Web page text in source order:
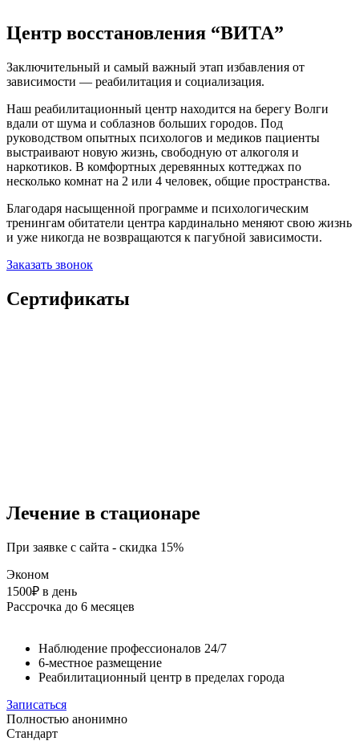
Центр восстановления “ВИТА”
Заключительный и самый важный этап избавления от
зависимости — реабилитация и социализация.
Наш реабилитационный центр находится на берегу Волги
вдали от шума и соблазнов больших городов. Под
руководством опытных психологов и медиков пациенты
выстраивают новую жизнь, свободную от алкоголя и
наркотиков. В комфортных деревянных коттеджах по
несколько комнат на 2 или 4 человек, общие пространства.
Благодаря насыщенной программе и психологическим
тренингам обитатели центра кардинально меняют свою жизнь
и уже никогда не возвращаются к пагубной зависимости.
Заказать звонок
Сертификаты
Лечение в стационаре
При заявке с сайта - скидка 15%
Эконом
1500₽ в день
Рассрочка до 6 месяцев
Наблюдение профессионалов 24/7
6-местное размещение
Реабилитационный центр в пределах города
Записаться
Полностью анонимно
Стандарт